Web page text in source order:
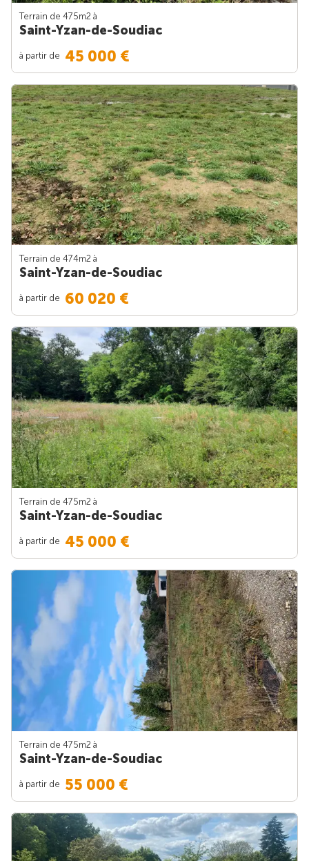
Terrain de 475m2 à
Saint-Yzan-de-Soudiac
à partir de 45 000 €
Terrain de 474m2 à
Saint-Yzan-de-Soudiac
à partir de 60 020 €
Terrain de 475m2 à
Saint-Yzan-de-Soudiac
à partir de 45 000 €
Terrain de 475m2 à
Saint-Yzan-de-Soudiac
à partir de 55 000 €